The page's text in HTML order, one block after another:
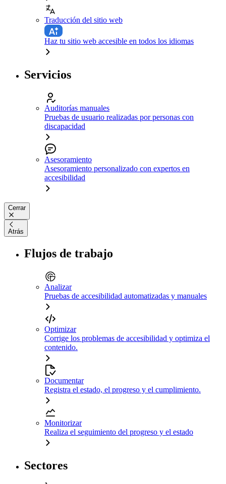
Traducción del sitio web
Haz tu sitio web accesible en todos los idiomas
Servicios
Auditorías manuales
Pruebas de usuario realizadas por personas con
discapacidad
Asesoramiento
Asesoramiento personalizado con expertos en
accesibilidad
Cerrar
Atrás
Flujos de trabajo
Analizar
Pruebas de accesibilidad automatizadas y manuales
Optimizar
Corrige los problemas de accesibilidad y optimiza el
contenido.
Documentar
Registra el estado, el progreso y el cumplimiento.
Monitorizar
Realiza el seguimiento del progreso y el estado
Sectores